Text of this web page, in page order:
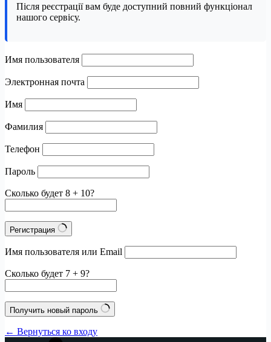
Після реєстрації вам буде доступний повний функціонал
нашого сервісу.
Имя пользователя
Электронная почта
Имя
Фамилия
Телефон
Пароль
Сколько будет 8 + 10?
Регистрация
Имя пользователя или Email
Сколько будет 7 + 9?
Получить новый пароль
← Вернуться ко входу